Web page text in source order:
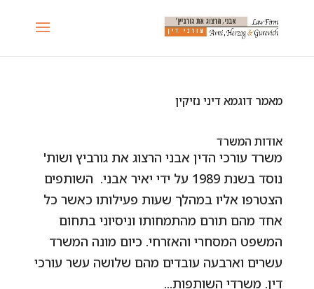
מאמר דוגמא דיני נזיקין
אודות המשרד
משרד עורכי הדין אבני הרצוג את גורביץ ושות'
נוסד בשנת 1989 על ידי יאיר אבני. השותפים
הצטרפו אליו במהלך שעות פעילותו כאשר כל
אחד מהם תורם מהתמחותו וניסיוני בתחום
המשפט המסחרי והאזרחי. כיום מונה המשרד
עשרים וארבעה עובדים מהם שלושה עשר עורכי
דין. משרדי השותפות...